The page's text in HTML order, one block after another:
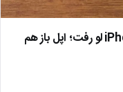
رنگ‌های رسمی و شگفت‌انگیز iPhone Ultra لو رفت؛ اپل باز هم